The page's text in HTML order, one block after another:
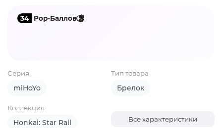
34 Pop-Баллов
Серия
miHoYo
Тип товара
Брелок
Коллекция
Honkai: Star Rail Все характеристики